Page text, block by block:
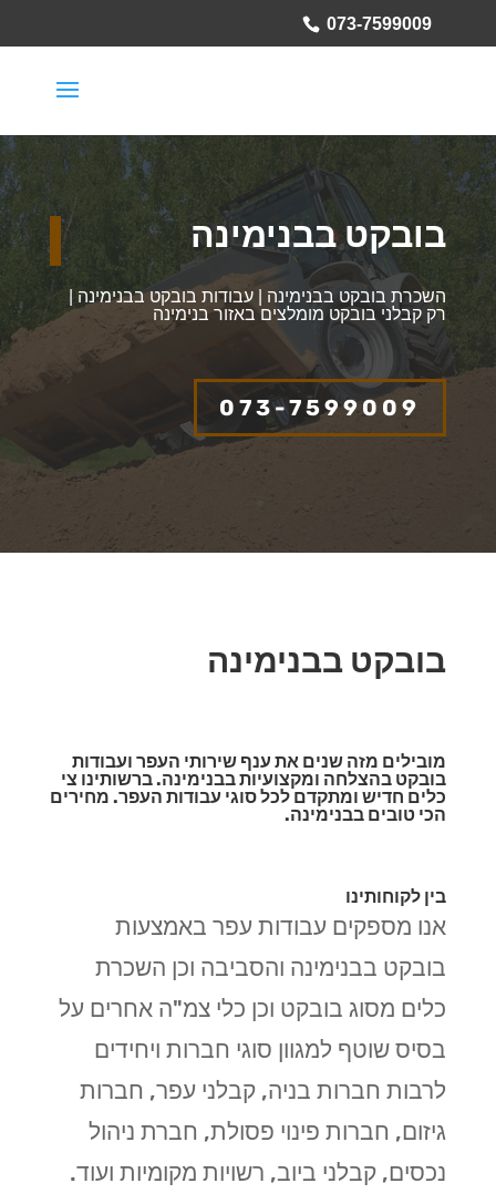
073-7599009
בובקט בבנימינה
השכרת בובקט בבנימינה | עבודות בובקט בבנימינה |
רק קבלני בובקט מומלצים באזור בנימינה
073-7599009
בובקט בבנימינה
מובילים מזה שנים את ענף שירותי העפר ועבודות
בובקט בהצלחה ומקצועיות בבנימינה. ברשותינו צי
כלים חדיש ומתקדם לכל סוגי עבודות העפר. מחירים
הכי טובים בבנימינה.
בין לקוחותינו
אנו מספקים עבודות עפר באמצעות
בובקט בבנימינה והסביבה וכן השכרת
כלים מסוג בובקט וכן כלי צמ"ה אחרים על
בסיס שוטף למגוון סוגי חברות ויחידים
לרבות חברות בניה, קבלני עפר, חברות
גיזום, חברות פינוי פסולת, חברת ניהול
נכסים, קבלני ביוב, רשויות מקומיות ועוד.